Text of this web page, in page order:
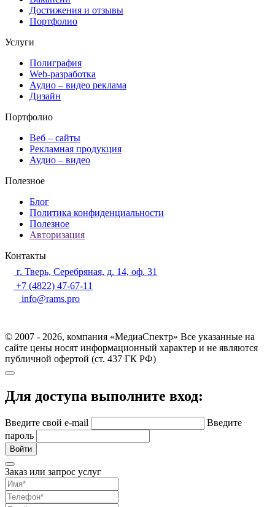
Достижения и отзывы
Портфолио
Услуги
Полиграфия
Web-разработка
Аудио – видео реклама
Дизайн
Портфолио
Веб – сайты
Рекламная продукция
Аудио – видео
Полезное
Блог
Политика конфиденциальности
Полезное
Авторизация
Контакты
г. Тверь, Серебряная, д. 14, оф. 31
+7 (4822) 47-67-11
info@rams.pro
© 2007 - 2026, компания «МедиаСпектр» Все указанные на
сайте цены носят информационный характер и не являются
публичной офертой (ст. 437 ГК РФ)
Для доступа выполните вход:
Введите свой e-mail
Введите
пароль
Войти
Заказ или запрос услуг